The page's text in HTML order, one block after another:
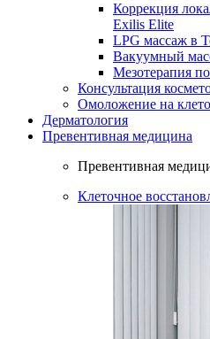
Коррекция
Exilis Elite
LPG массаж в
Вакуумный
Мезотерапия
Консультация
Омоложение на
Дерматология
Превентивная медицина
Превентивная
Клеточное